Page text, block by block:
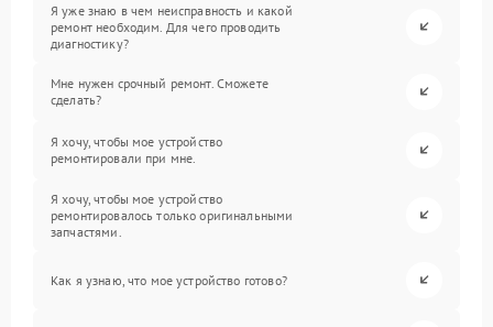
Я уже знаю в чем неисправность и какой
ремонт необходим. Для чего проводить
диагностику?
Мне нужен срочный ремонт. Сможете
сделать?
Я хочу, чтобы мое устройство
ремонтировали при мне.
Я хочу, чтобы мое устройство
ремонтировалось только оригинальными
запчастями.
Как я узнаю, что мое устройство готово?